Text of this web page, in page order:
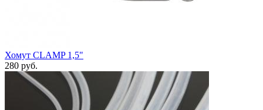
Хомут СLAMP 1,5"
280 руб.